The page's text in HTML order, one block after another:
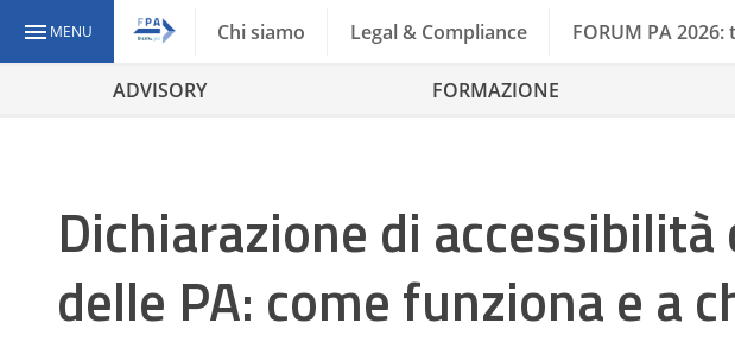
MENU Chi siamo Legal & Compliance FORUM PA
ADVISORY FORMAZIONE
Dichiarazione di
delle PA: come funziona e a